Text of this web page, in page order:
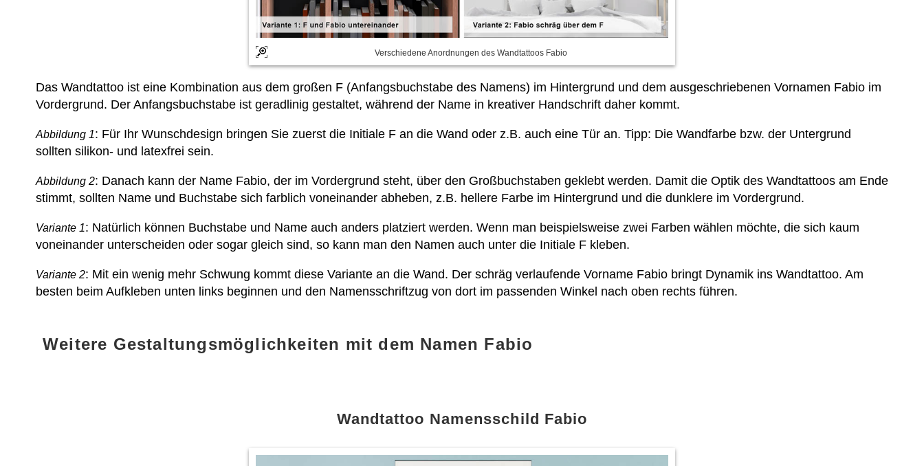
Verschiedene Anordnungen des Wandtattoos Fabio
Das Wandtattoo ist eine Kombination aus dem großen F (Anfangsbuchstabe des Namens) im Hintergrund und dem ausgeschriebenen Vornamen Fabio im
Vordergrund. Der Anfangsbuchstabe ist geradlinig gestaltet, während der Name in kreativer Handschrift daher kommt.
Abbildung 1: Für Ihr Wunschdesign bringen Sie zuerst die Initiale F an die Wand oder z.B. auch eine Tür an. Tipp: Die Wandfarbe bzw. der Untergrund
sollten silikon- und latexfrei sein.
Abbildung 2: Danach kann der Name Fabio, der im Vordergrund steht, über den Großbuchstaben geklebt werden. Damit die Optik des Wandtattoos am Ende
stimmt, sollten Name und Buchstabe sich farblich voneinander abheben, z.B. hellere Farbe im Hintergrund und die dunklere im Vordergrund.
Variante 1: Natürlich können Buchstabe und Name auch anders platziert werden. Wenn man beispielsweise zwei Farben wählen möchte, die sich kaum
voneinander unterscheiden oder sogar gleich sind, so kann man den Namen auch unter die Initiale F kleben.
Variante 2: Mit ein wenig mehr Schwung kommt diese Variante an die Wand. Der schräg verlaufende Vorname Fabio bringt Dynamik ins Wandtattoo. Am
besten beim Aufkleben unten links beginnen und den Namensschriftzug von dort im passenden Winkel nach oben rechts führen.
Weitere Gestaltungsmöglichkeiten mit dem Namen Fabio
Wandtattoo Namensschild Fabio